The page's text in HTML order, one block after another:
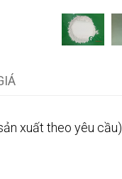
xuất theo yêu cầu)